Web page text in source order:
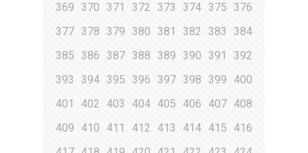
369
370 371 372 373 374 375 376
377 378 379 380 381 382 383
384
385
386 387 388 389 390 391
392
393
394 395 396 397 398 399
400
401
402 403 404 405 406 407 408
409
410 411 412 413 414 415
416